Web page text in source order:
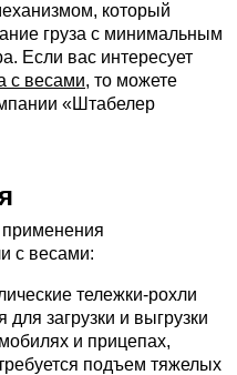
который
груза с минимальным
Если вас интересует
с весами, то можете
«Штабелер
с весами:
тележки-рохли
загрузки и выгрузки
и прицепах,
подъем тяжелых